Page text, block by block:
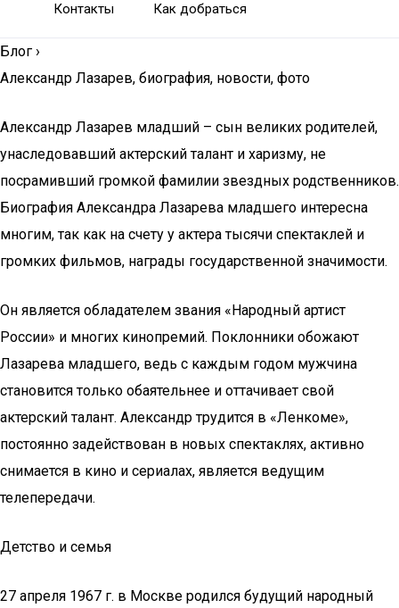
Контакты Как добраться
Блог ›
Александр Лазарев, биография, новости, фото
Александр Лазарев младший – сын великих родителей,
унаследовавший актерский талант и харизму, не
посрамивший громкой фамилии звездных родственников.
Биография Александра Лазарева младшего интересна
многим, так как на счету у актера тысячи спектаклей и
громких фильмов, награды государственной значимости.
Он является обладателем звания «Народный артист
России» и многих кинопремий. Поклонники обожают
Лазарева младшего, ведь с каждым годом мужчина
становится только обаятельнее и оттачивает свой
актерский талант. Александр трудится в «Ленкоме»,
постоянно задействован в новых спектаклях, активно
снимается в кино и сериалах, является ведущим
телепередачи.
Детство и семья
27 апреля 1967 г. в Москве родился будущий народный